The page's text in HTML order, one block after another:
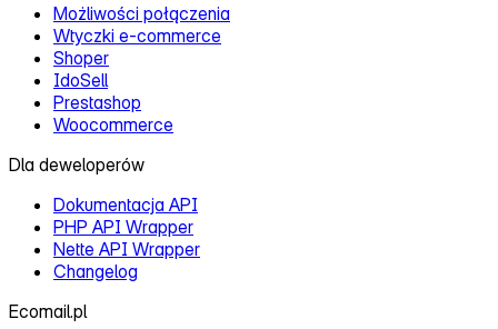
Możliwości połączenia
Wtyczki e‑commerce
Shoper
IdoSell
Prestashop
Woocommerce
Dla deweloperów
Dokumentacja API
PHP API Wrapper
Nette API Wrapper
Changelog
Ecomail.pl